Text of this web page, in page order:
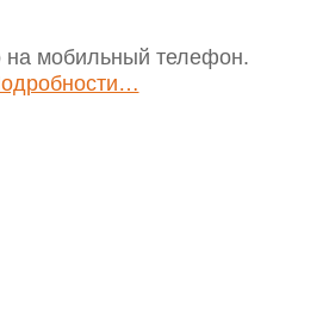
на мобильный телефон.